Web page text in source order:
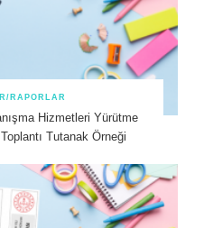
RAPORLAR
Hizmetleri Yürütme
Tutanak Örneği